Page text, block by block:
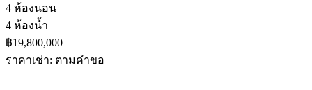
4 ห้องนอน
4 ห้องน้ำ
฿19,800,000
ราคาเช่า: ตามคําขอ